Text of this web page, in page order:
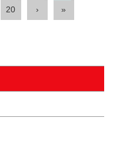
20 › »